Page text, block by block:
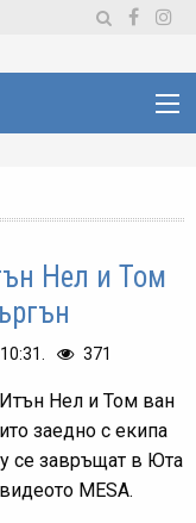
Нел и Том
371
Нел и Том ван
заедно с екипа
се завръщат в Юта
MESA.